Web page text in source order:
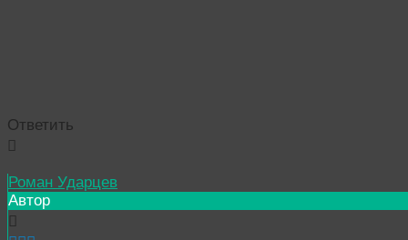
Ответить
Роман Ударцев
Автор